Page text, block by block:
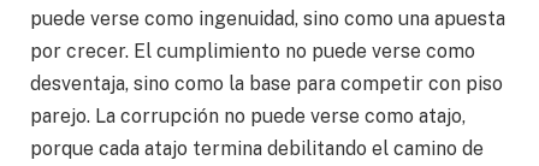
puede verse como ingenuidad, sino como una apuesta
por crecer. El cumplimiento no puede verse como
desventaja, sino como la base para competir con piso
parejo. La corrupción no puede verse como atajo,
porque cada atajo termina debilitando el camino de